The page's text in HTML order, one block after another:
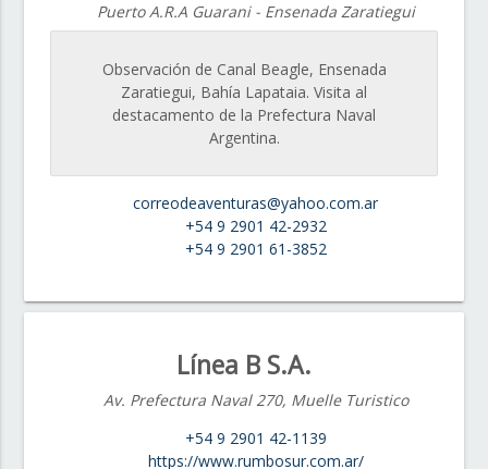
Puerto A.R.A Guarani - Ensenada Zaratiegui
Observación de Canal Beagle, Ensenada
Zaratiegui, Bahía Lapataia. Visita al
destacamento de la Prefectura Naval
Argentina.
correodeaventuras@yahoo.com.ar
+54 9 2901 42-2932
+54 9 2901 61-3852
Línea B S.A.
Av. Prefectura Naval 270, Muelle Turistico
+54 9 2901 42-1139
https://www.rumbosur.com.ar/